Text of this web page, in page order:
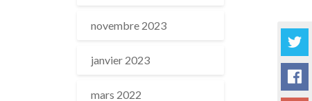
novembre 2023
janvier 2023
mars 2022